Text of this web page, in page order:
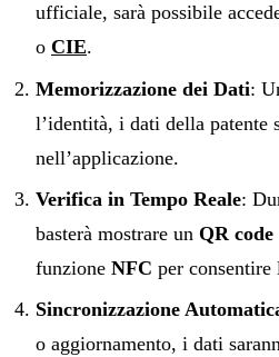
ufficiale, sarà possibile
o CIE.
Memorizzazione dei Dati:
l’identità, i dati della patente
nell’applicazione.
Verifica in Tempo Reale:
basterà mostrare un QR code
funzione NFC per
Sincronizzazione
o aggiornamento, i dati